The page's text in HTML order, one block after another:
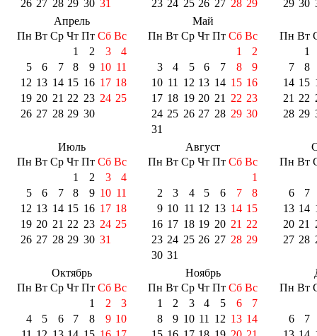
26 27 28 29 30 31
23 24 25 26 27 28 29
29 30
Апрель
Пн Вт Ср Чт Пт Сб Вс
1
2 3
4
5
6 7 8 9 10 11
12 13 14 15 16 17 18
19 20 21 22 23 24 25
26 27 28 29 30
Май
Пн Вт Ср Чт Пт Сб Вс
1
2
3
4 5 6 7 8
9
10 11 12 13 14 15 16
17 18 19 20 21 22 23
24 25 26 27 28 29 30
31
Пн Вт
1
7
8
14 15
21 22
28 29
Июль
Пн Вт Ср Чт Пт Сб Вс
1
2 3
4
5
6 7 8 9 10 11
12 13 14 15 16 17 18
19 20 21 22 23 24 25
26 27 28 29 30 31
Август
Пн Вт Ср Чт Пт Сб Вс
1
2
3 4 5 6 7
8
9 10 11 12 13 14 15
16 17 18 19 20 21 22
23 24 25 26 27 28 29
30 31
Пн Вт
6
7
13 14
20 21
27 28
Октябрь
Пн Вт Ср Чт Пт Сб Вс
1
2
3
4
5 6 7 8 9 10
Ноябрь
Пн Вт Ср Чт Пт Сб Вс
1
2 3 4 5 6
7
8
9 10 11 12 13 14
Пн Вт
6
7